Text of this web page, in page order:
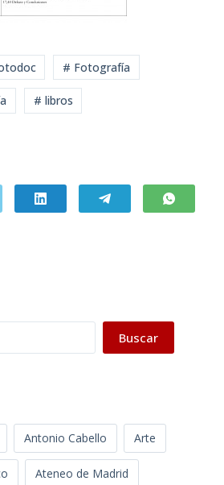
# Fotografía
# libros
Buscar
Antonio Cabello Arte
Ateneo de Madrid